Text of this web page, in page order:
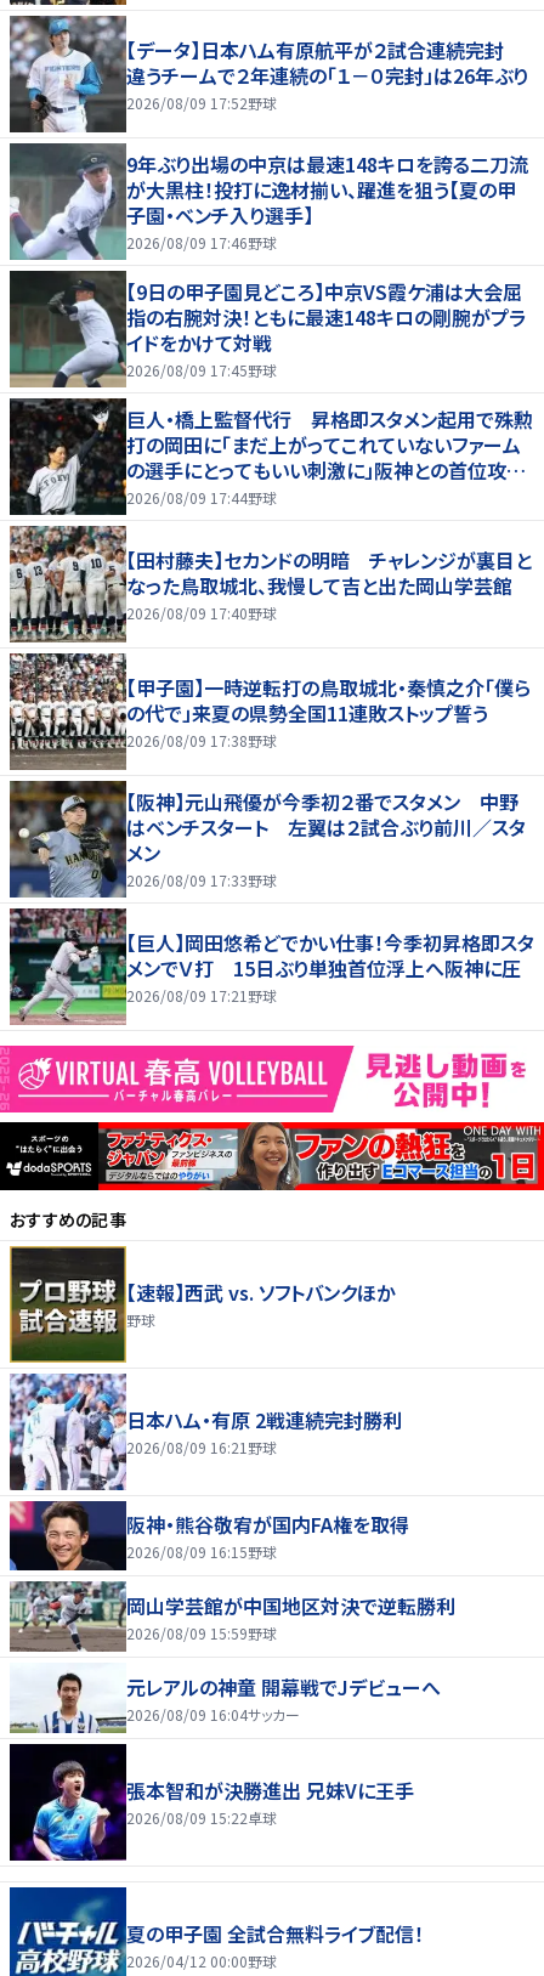
【データ】日本ハム有原航平が２試合連続完封
違うチームで２年連続の「１－０完封」は26年ぶり
2026/08/09 17:52野球
9年ぶり出場の中京は最速148キロを誇る二刀流
が大黒柱！投打に逸材揃い、躍進を狙う【夏の甲
子園・ベンチ入り選手】
2026/08/09 17:46野球
【9日の甲子園見どころ】中京VS霞ケ浦は大会屈
指の右腕対決！ともに最速148キロの剛腕がプラ
イドをかけて対戦
2026/08/09 17:45野球
巨人・橋上監督代行 昇格即スタメン起用で殊勲
打の岡田に「まだ上がってこれていないファーム
の選手にとってもいい刺激に」阪神との首位攻防
３連戦へ「まずはカード勝ち越しを」
2026/08/09 17:44野球
【田村藤夫】セカンドの明暗 チャレンジが裏目と
なった鳥取城北、我慢して吉と出た岡山学芸館
2026/08/09 17:40野球
【甲子園】一時逆転打の鳥取城北・秦慎之介「僕ら
の代で」来夏の県勢全国11連敗ストップ誓う
2026/08/09 17:38野球
【阪神】元山飛優が今季初２番でスタメン 中野
はベンチスタート 左翼は２試合ぶり前川／スタ
メン
2026/08/09 17:33野球
【巨人】岡田悠希どでかい仕事！今季初昇格即スタ
メンでＶ打 15日ぶり単独首位浮上へ阪神に圧
2026/08/09 17:21 野球
おすすめの記事
【速報】西武 vs. ソフトバンクほか
野球
日本ハム・有原 2戦連続完封勝利
2026/08/09 16:21 野球
阪神・熊谷敬宥が国内FA権を取得
2026/08/09 16:15野球
岡山学芸館が中国地区対決で逆転勝利
2026/08/09 15:59野球
元レアルの神童 開幕戦でJデビューへ
2026/08/09 16:04サッカー
張本智和が決勝進出 兄妹Vに王手
2026/08/09 15:22卓球
夏の甲子園 全試合無料ライブ配信！
2026/04/12 00:00野球